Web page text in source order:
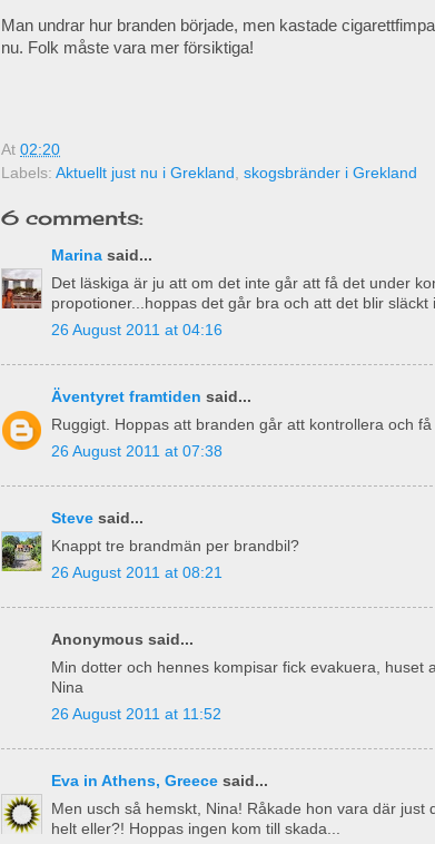
Man undrar hur branden började, men kastade
nu. Folk måste vara mer försiktiga!
At 02:20
Labels: Aktuellt just nu i Grekland , skogsbränder i Grekland
6 comments:
Marina said...
Det läskiga är ju att om det inte går att få det under
propotioner...hoppas det går bra och att det blir släckt
26 August 2011 at 04:16
Äventyret framtiden said...
Ruggigt. Hoppas att branden går att kontrollera och få
26 August 2011 at 07:38
Steve said...
Knappt tre brandmän per brandbil?
26 August 2011 at 08:21
Anonymous said...
Min dotter och hennes kompisar fick evakuera, huset
Nina
26 August 2011 at 11:52
Eva in Athens, Greece said...
Men usch så hemskt, Nina! Råkade hon vara där just
helt eller?! Hoppas ingen kom till skada...